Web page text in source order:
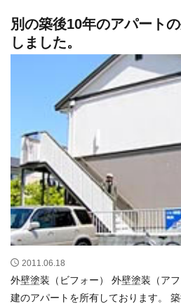
別の築後10年のアパート
しました。
2011.06.18
外壁塗装（ビフォー） 外壁塗装（アフター） 岡崎市美合町に2階
建のアパートを所有しております。